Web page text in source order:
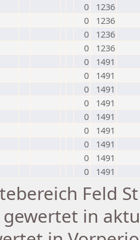
0
1236
0
1236
0
1236
0
1236
0
1491
0
1491
0
1491
0
1491
0
1491
0
1491
0
1491
0
1491
0 1491
Feld
in